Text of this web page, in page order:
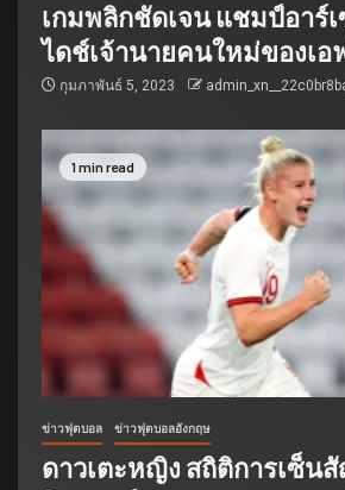
เกมพลิกชัดเจน แชมป์อาร์
ไดช์เจ้านายคนใหม่ของเอ
กุมภาพันธ์ 5, 2023
1 min read
ข่าวฟุตบอล ข่าวฟุตบอลอังกฤษ
ดาวเตะหญิง สถิติการเซ็น